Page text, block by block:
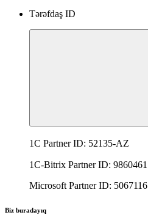
Tərəfdaş ID
1C Partner ID: 52135-AZ
1C-Bitrix Partner ID: 9860461
Microsoft Partner ID: 5067116
Biz buradayıq